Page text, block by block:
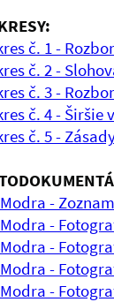
č. 1 -
č. 2 -
č. 3 -
č. 4 - Širšie
č. 5 -
Modra -
-
-
-
-